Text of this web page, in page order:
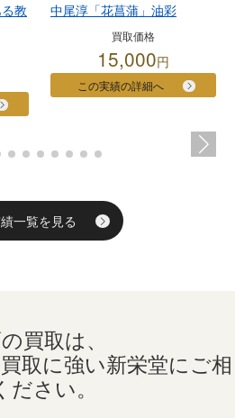
教
中尾淳「花菖蒲」油彩
買取価格
15,000円
この実績の詳細へ
一覧を見る
の買取は、
取に強い新栄堂にご相
ださい。